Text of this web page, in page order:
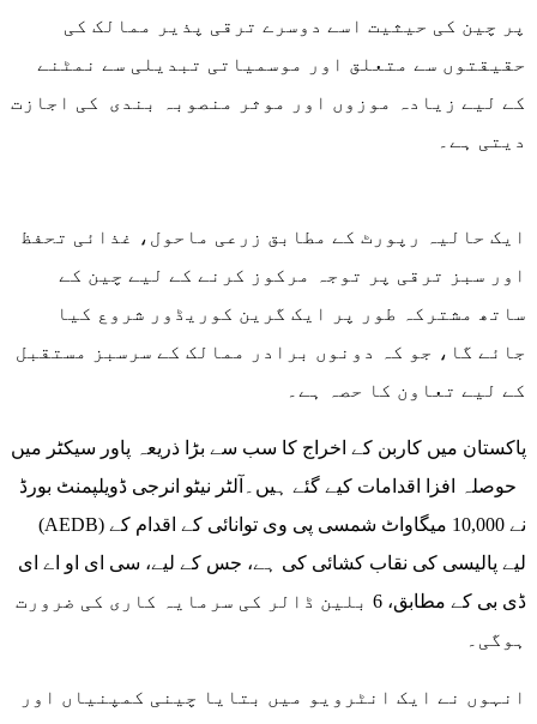
پر چین کی حیثیت اسے دوسرے ترقی پذیر ممالک کی
حقیقتوں سے متعلق اور موسمیاتی تبدیلی سے نمٹنے
کے لیے زیادہ موزوں اور موثر منصوبہ بندی کی اجازت
دیتی ہے۔
ایک حالیہ رپورٹ کے مطابق زرعی ماحول، غذائی تحفظ
اور سبز ترقی پر توجہ مرکوز کرنے کے لیے چین کے
ساتھ مشترکہ طور پر ایک گرین کوریڈور شروع کیا
جائے گا، جو کہ دونوں برادر ممالک کے سرسبز مستقبل
کے لیے تعاون کا حصہ ہے۔
پاکستان میں کاربن کے اخراج کا سب سے بڑا ذریعہ پاور سیکٹر میں
حوصلہ افزا اقدامات کیے گئے ہیں۔آلٹر نیٹو انرجی ڈویلپمنٹ بورڈ
(AEDB) نے 10,000 میگاواٹ شمسی پی وی توانائی کے اقدام کے
لیے پالیسی کی نقاب کشائی کی ہے، جس کے لیے، سی ای او اے ای
ڈی بی کے مطابق، 6 بلین ڈالر کی سرمایہ کاری کی ضرورت
ہوگی۔
انہوں نے ایک انٹرویو میں بتایا چینی کمپنیاں اور